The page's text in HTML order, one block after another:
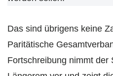
Das sind übrigens keine
Paritätische
Fortschreibung nimmt der